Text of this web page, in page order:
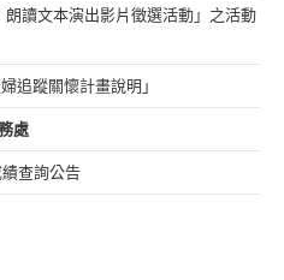
讀文本演出影片徵選活動」之活動
追蹤關懷計畫說明」
處
查詢公告